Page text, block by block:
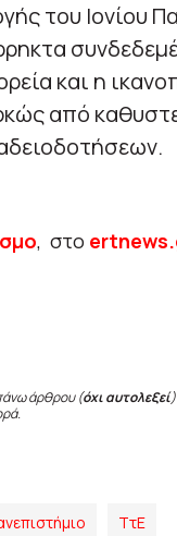
του Ιονίου
και η
από
, στο
άρθρου (όχι αυτολεξεί
ΤτΕ